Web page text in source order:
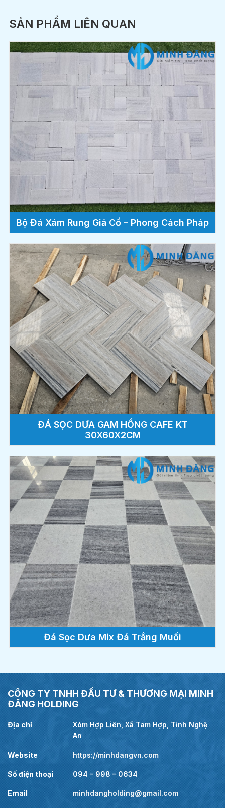
SẢN PHẨM LIÊN QUAN
Bộ Đá Xám Rung Giả Cổ – Phong Cách Pháp
ĐÁ SỌC DƯA GAM HỒNG CAFE KT
30X60X2CM
Đá Sọc Dưa Mix Đá Trắng Muối
CÔNG TY TNHH ĐẦU TƯ & THƯƠNG MẠI MINH
ĐĂNG HOLDING
Địa chỉ
Xóm Hợp Liên, Xã Tam Hợp, Tỉnh Nghệ
An
Website https://minhdangvn.com
Số điện thoại 094 – 998 – 0634
Email minhdangholding@gmail.com